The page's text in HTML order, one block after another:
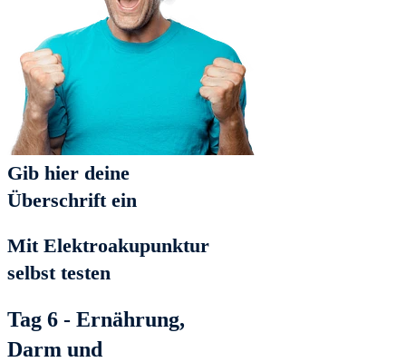
Gib hier deine
Überschrift ein
Mit Elektroakupunktur
selbst testen
Tag 6 - Ernährung,
Darm und